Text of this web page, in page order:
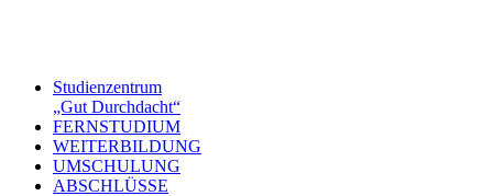
Studienzentrum
„Gut Durchdacht“
FERNSTUDIUM
WEITERBILDUNG
UMSCHULUNG
ABSCHLÜSSE